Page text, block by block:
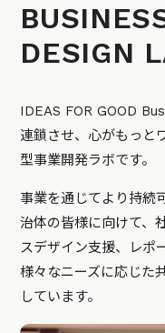
DESIGN
IDEAS FOR GOOD
連鎖させ、心がもっと
型事業開発ラボです。
事業を通じてより持続
治体の皆様に向けて、
スデザイン支援、レポ
様々なニーズに応じた
しています。